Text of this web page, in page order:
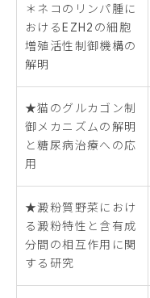
＊ネコのリンパ腫に
おけるEZH2の細胞
増殖活性制御機構の
解明
★猫のグルカゴン制
御メカニズムの解明
と糖尿病治療への応
用
★澱粉質野菜におけ
る澱粉特性と含有成
分間の相互作用に関
する研究